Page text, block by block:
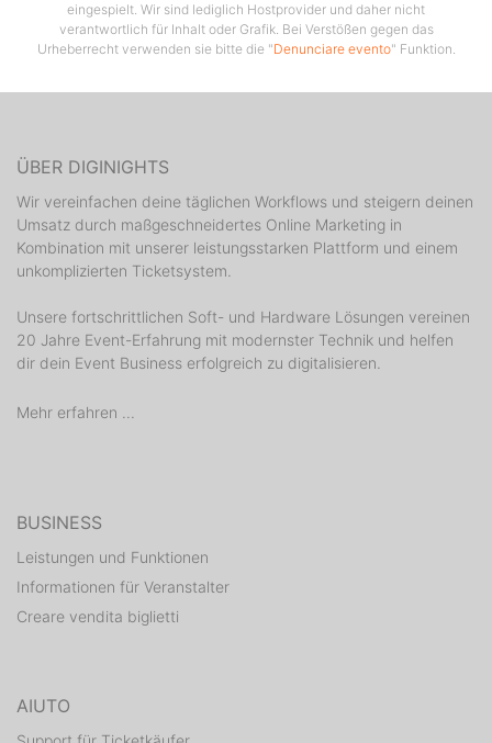
eingespielt. Wir sind lediglich Hostprovider und daher nicht
verantwortlich für Inhalt oder Grafik. Bei Verstößen gegen das
Urheberrecht verwenden sie bitte die "Denunciare evento" Funktion.
ÜBER DIGINIGHTS
Wir vereinfachen deine täglichen Workflows und steigern deinen
Umsatz durch maßgeschneidertes Online Marketing in
Kombination mit unserer leistungsstarken Plattform und einem
unkomplizierten Ticketsystem.
Unsere fortschrittlichen Soft- und Hardware Lösungen vereinen
20 Jahre Event-Erfahrung mit modernster Technik und helfen
dir dein Event Business erfolgreich zu digitalisieren.
Mehr erfahren ...
BUSINESS
Leistungen und Funktionen
Informationen für Veranstalter
Creare vendita biglietti
AIUTO